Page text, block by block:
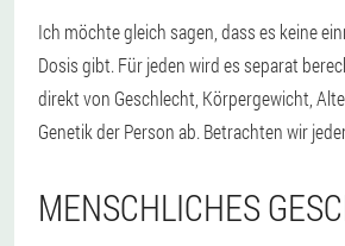
Ich möchte gleich sagen, dass es keine
Dosis gibt. Für jeden wird es separat
direkt von Geschlecht, Körpergewicht,
Genetik der Person ab. Betrachten wir
MENSCHLICHES